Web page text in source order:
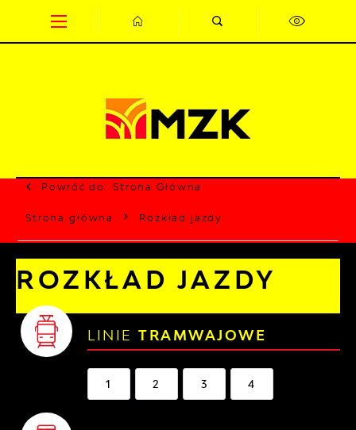
Przejdź do menu.
Przejdź do wyszukiwarki.
Przejdź do treści.
Przejdź do ustawień wielkości czcionki.
Wyłącz wersję kontrastową strony.
Powróć do: Strona Główna
Strona główna Rozkład jazdy
ROZKŁAD JAZDY
LINIETRAMWAJOWE
1 2 3 4